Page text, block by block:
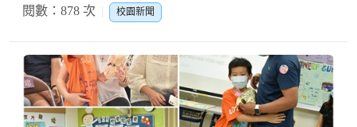
閱數：878 次
校園新聞